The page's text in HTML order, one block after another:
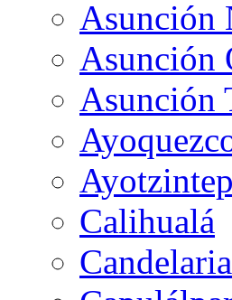
Asunción
Asunción
Asunción
Calihualá